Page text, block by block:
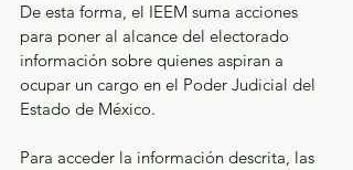
De esta forma, el IEEM suma acciones
para poner al alcance del electorado
información sobre quienes aspiran a
ocupar un cargo en el Poder Judicial del
Estado de México.
Para acceder la información descrita, las